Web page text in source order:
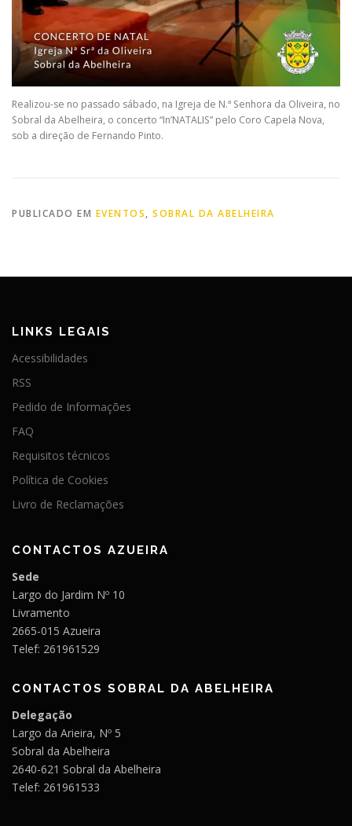
Realizou-se no passado sábado, na Igreja de N.ª Senhora da Oliveira, no
Sobral da Abelheira, o concerto “In’NATALIS” pelo Coro Capela Nova,
sob a direção de Fernando Pinto.
PUBLICADO EM EVENTOS, SOBRAL DA ABELHEIRA
LINKS LEGAIS
Acessibilidades
RSS
Pedido de Informações
FAQ
Requisitos técnicos
Política de Cookies
Livro de Reclamações
CONTACTOS AZUEIRA
Sede
Largo do Jardim Nº 10
Livramento
2665-015 Azueira
Telef: 261961529
CONTACTOS SOBRAL DA ABELHEIRA
Delegação
Largo da Arieira, Nº 5
Sobral da Abelheira
2640-621 Sobral da Abelheira
Telef: 261961533